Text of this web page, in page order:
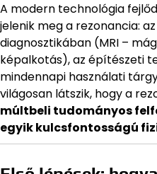
A modern technológia
jelenik meg a rezonancia:
diagnosztikában (MRI –
képalkotás), az építészeti
mindennapi használati
világosan látszik, hogy a
múltbeli tudományos
egyik kulcsfontosságú